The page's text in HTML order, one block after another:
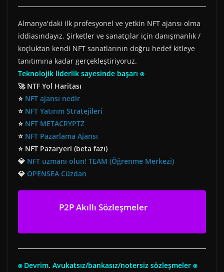
Almanya'daki ilk profesyonel ve yetkin NFT ajansı olma
iddiasındayız. Şirketler ve sanatçılar için danışmanlık /
koçluktan kendi NFT sanatlarının doğru hedef kitleye
tanıtımına kadar gerçekleştiriyoruz.
Teknolojik liderlik sayesinde başarı ⍟
🚀 NTF Yol Haritası
⭐ NFT ajansı nedir
⭐ NFT Yatırım Stratejileri
⭐ NFT METACRYPTZ
⭐ NFT Pazarlama Ajansı
⭐ NFT Pazaryeri (beta fazı)
💎 NFT uzmanı olun! TEAM (Öğrenme Merkezi)
💎 OPENSEA Cüzdan
P2P Akıllı Sözleşmeler
⍟ Devrim. Avukatsız/bankasız/notersiz sözleşmeler ⍟